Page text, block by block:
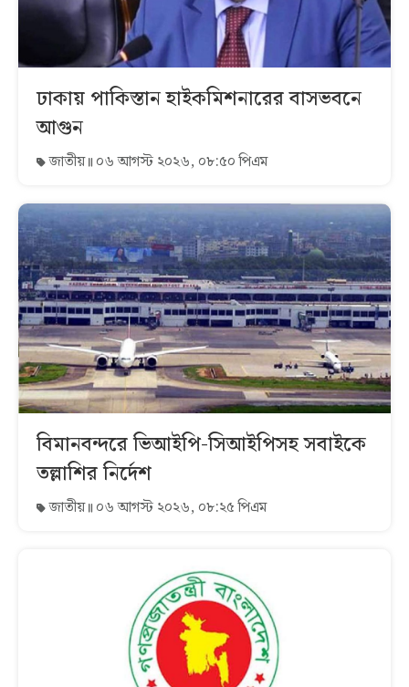
ঢাকায় পাকিস্তান হাইকমিশনারের বাসভবনে
আগুন
জাতীয় ০৬ আগস্ট ২০২৬, ০৮:৫০ পিএম
বিমানবন্দরে ভিআইপি-সিআইপিসহ সবাইকে
তল্লাশির নির্দেশ
জাতীয় ০৬ আগস্ট ২০২৬, ০৮:২৫ পিএম